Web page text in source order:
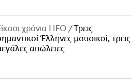
χρόνια LIFO
Tρεις
Έλληνες μουσικοί, τρεις
απώλειες